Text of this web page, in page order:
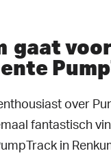
gaat
over
fantastisch
in